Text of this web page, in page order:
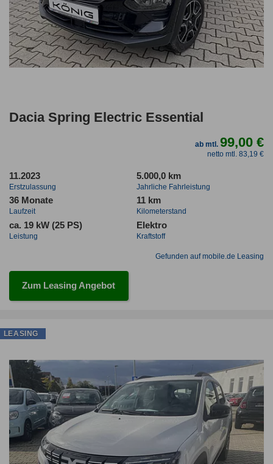
Dacia Spring Electric Essential
ab mtl.99,00 €
netto mtl. 83,19 €
11.2023
Erstzulassung
5.000,0 km
Jahrliche Fahrleistung
36 Monate
Laufzeit
11 km
Kilometerstand
ca. 19 kW (25 PS)
Leistung
Elektro
Kraftstoff
Gefunden auf mobile.de Leasing
Zum Leasing Angebot
LEASING